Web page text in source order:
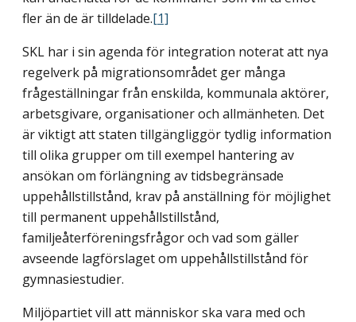
fler än de är tilldelade.[1]
SKL har i sin agenda för integration noterat att nya
regelverk på migrationsområdet ger många
frågeställningar från enskilda, kommunala aktörer,
arbetsgivare, organisationer och allmänheten. Det
är viktigt att staten tillgängliggör tydlig information
till olika grupper om till exempel hantering av
ansökan om förlängning av tidsbegränsade
uppehållstillstånd, krav på anställning för möjlighet
till permanent uppehållstillstånd,
familjeåterföreningsfrågor och vad som gäller
avseende lagförslaget om uppehållstillstånd för
gymnasiestudier.
Miljöpartiet vill att människor ska vara med och